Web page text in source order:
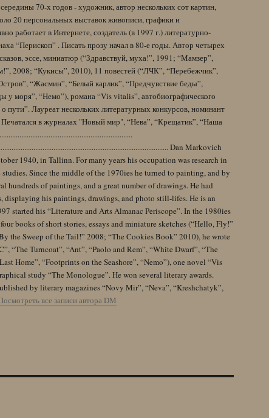
70-х годов - художник, автор нескольких сот картин,
20 персональных выставок живописи, графики и
работает в Интернете, создатель (в 1997 г.) литературно-
“Перископ” . Писать прозу начал в 80-е годы. Автор четырех
эссе, миниатюр (“Здравствуй, муха!”, 1991; “Мамзер”,
2008; “Кукисы”, 2010), 11 повестей (“ЛЧК”, “Перебежчик”,
“Жасмин”, “Белый карлик”, “Предчувствие беды”,
у моря”, “Немо”), романа “Vis vitalis”, автобиографического
пути”. Лауреат нескольких литературных конкурсов, номинант
Печатался в журналах "Новый мир", “Нева”, “Крещатик”, “Наша
Dan Markovich
1940, in Tallinn. For many years his occupation was research in
Since the middle of the 1970ies he turned to painting, and by
hundreds of paintings, and a great number of drawings. He had
displaying his paintings, drawings, and photo still-lifes. He is an
started his “Literature and Arts Almanac Periscope”. In the 1980ies
books of short stories, essays and miniature sketches (“Hello, Fly!”
the Sweep of the Tail!” 2008; “The Cookies Book” 2010), he wrote
“The Turncoat”, “Ant”, “Paolo and Rem”, “White Dwarf”, “The
Home”, “Footprints on the Seashore”, “Nemo”), one novel “Vis
study “The Monologue”. He won several literary awards.
by literary magazines “Novy Mir”, “Neva”, “Kreshchatyk”,
все записи автора DM